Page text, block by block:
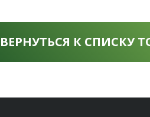
ВЕРНУТЬСЯ К СПИСКУ